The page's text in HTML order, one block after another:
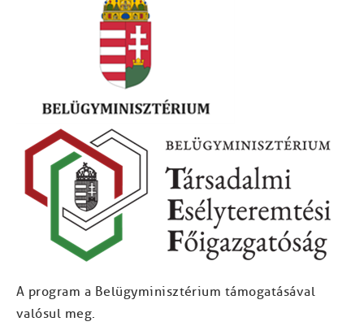
A program a Belügyminisztérium támogatásával
valósul meg.